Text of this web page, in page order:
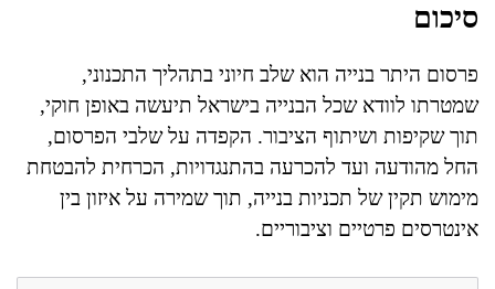
סיכום
פרסום היתר בנייה הוא שלב חיוני בתהליך התכנוני,
שמטרתו לוודא שכל הבנייה בישראל תיעשה באופן חוקי,
תוך שקיפות ושיתוף הציבור. הקפדה על שלבי הפרסום,
החל מהודעה ועד להכרעה בהתנגדויות, הכרחית להבטחת
מימוש תקין של תכניות בנייה, תוך שמירה על איזון בין
אינטרסים פרטיים וציבוריים.